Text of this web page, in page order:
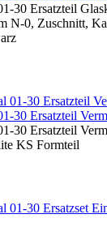
30 Ersatzteil
N-0, Zuschnitt,
30 Ersatzteil
30 Ersatzteil
KS Formteil